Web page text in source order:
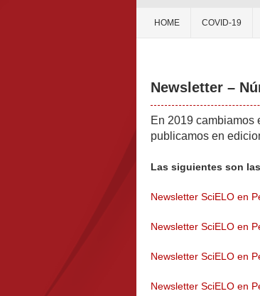
HOME COVID-19
Newsletter –
En 2019 cambiamos
publicamos en
Las siguientes son
Newsletter SciELO en
Newsletter SciELO en
Newsletter SciELO en
Newsletter SciELO en